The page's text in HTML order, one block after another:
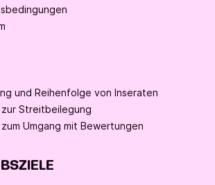
und Reihenfolge von Inseraten
Streitbeilegung
Umgang mit Bewertungen